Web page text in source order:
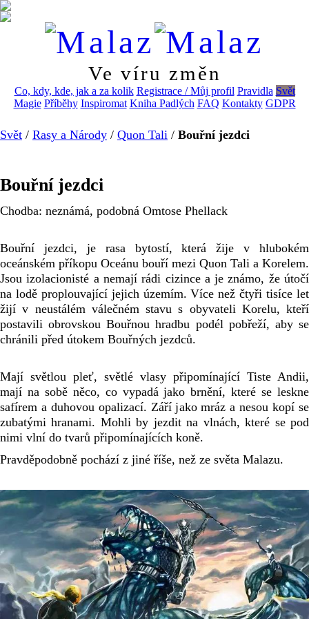
Ve víru změn
Co, kdy, kde, jak a za kolik Registrace / Můj profil Pravidla Svět
Magie Příběhy Inspiromat Kniha Padlých FAQ Kontakty GDPR
Svět / Rasy a Národy / Quon Tali / Bouřní jezdci
Bouřní jezdci
Chodba: neznámá, podobná Omtose Phellack
Bouřní jezdci, je rasa bytostí, která žije v hlubokém
oceánském příkopu Oceánu bouří mezi Quon Tali a Korelem.
Jsou izolacionisté a nemají rádi cizince a je známo, že útočí
na lodě proplouvající jejich územím. Více než čtyři tisíce let
žijí v neustálém válečném stavu s obyvateli Korelu, kteří
postavili obrovskou Bouřnou hradbu podél pobřeží, aby se
chránili před útokem Bouřných jezdců.
Mají světlou pleť, světlé vlasy připomínající Tiste Andii,
mají na sobě něco, co vypadá jako brnění, které se leskne
safírem a duhovou opalizací. Září jako mráz a nesou kopí se
zubatými hranami. Mohli by jezdit na vlnách, které se pod
nimi vlní do tvarů připomínajících koně.
Pravděpodobně pochází z jiné říše, než ze světa Malazu.